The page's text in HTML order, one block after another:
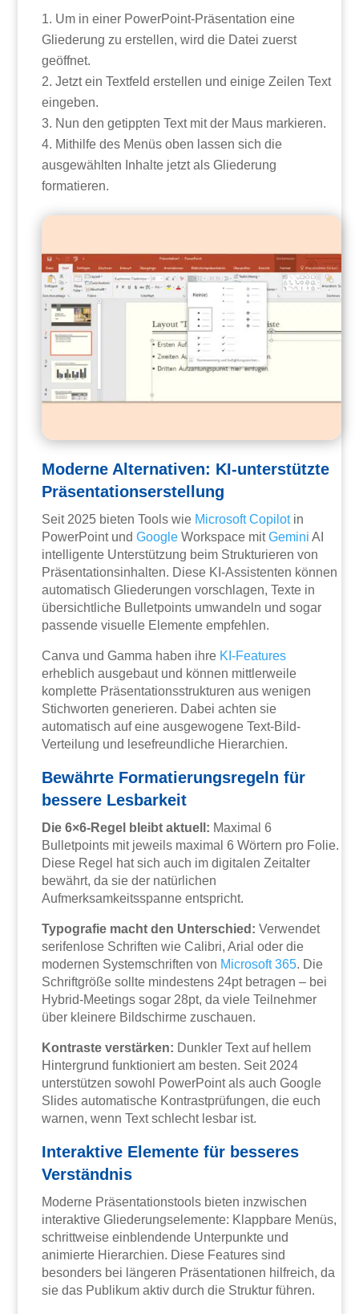
Um in einer PowerPoint-Präsentation eine
Gliederung zu erstellen, wird die Datei zuerst
geöffnet.
Jetzt ein Textfeld erstellen und einige Zeilen Text
eingeben.
Nun den getippten Text mit der Maus markieren.
Mithilfe des Menüs oben lassen sich die
ausgewählten Inhalte jetzt als Gliederung
formatieren.
Moderne Alternativen: KI-unterstützte
Präsentationserstellung
Seit 2025 bieten Tools wie Microsoft Copilotin
PowerPoint undGoogle Workspace mitGemini AI
intelligente Unterstützung beim Strukturieren von
Präsentationsinhalten. Diese KI-Assistenten können
automatisch Gliederungen vorschlagen, Texte in
übersichtliche Bulletpoints umwandeln und sogar
passende visuelle Elemente empfehlen.
Canva und Gamma haben ihre KI-Features
erheblich ausgebaut und können mittlerweile
komplette Präsentationsstrukturen aus wenigen
Stichworten generieren. Dabei achten sie
automatisch auf eine ausgewogene Text-Bild-
Verteilung und lesefreundliche Hierarchien.
Bewährte Formatierungsregeln für
bessere Lesbarkeit
Die 6×6-Regel bleibt aktuell: Maximal 6
Bulletpoints mit jeweils maximal 6 Wörtern pro Folie.
Diese Regel hat sich auch im digitalen Zeitalter
bewährt, da sie der natürlichen
Aufmerksamkeitsspanne entspricht.
Typografie macht den Unterschied: Verwendet
serifenlose Schriften wie Calibri, Arial oder die
modernen Systemschriften von Microsoft 365. Die
Schriftgröße sollte mindestens 24pt betragen – bei
Hybrid-Meetings sogar 28pt, da viele Teilnehmer
über kleinere Bildschirme zuschauen.
Kontraste verstärken: Dunkler Text auf hellem
Hintergrund funktioniert am besten. Seit 2024
unterstützen sowohl PowerPoint als auch Google
Slides automatische Kontrastprüfungen, die euch
warnen, wenn Text schlecht lesbar ist.
Interaktive Elemente für besseres
Verständnis
Moderne Präsentationstools bieten inzwischen
interaktive Gliederungselemente: Klappbare Menüs,
schrittweise einblendende Unterpunkte und
animierte Hierarchien. Diese Features sind
besonders bei längeren Präsentationen hilfreich, da
sie das Publikum aktiv durch die Struktur führen.